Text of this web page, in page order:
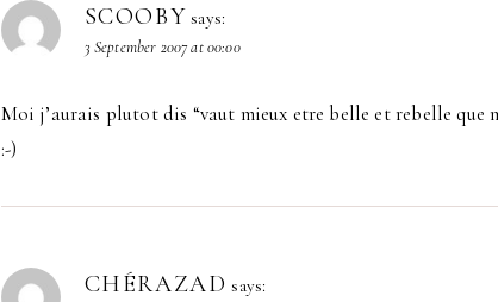
SCOOBY says:
3 September 2007 at 00:00
Moi j’aurais plutot dis “vaut mieux etre belle et rebelle que
:-)
CHÉRAZAD says: